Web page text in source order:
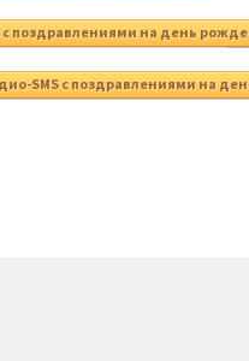
с поздравлениями на день
SMS с поздравлениями на